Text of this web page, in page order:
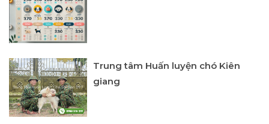
Trung tâm Huấn luyện chó Kiên
giang